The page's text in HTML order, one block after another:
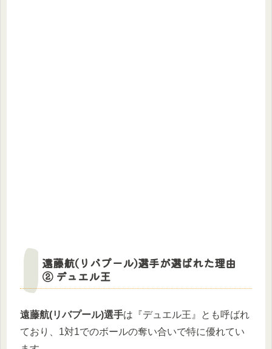
遠藤航(リバプール)選手が選ばれた理由
② デュエル王
遠藤航(リバプール)選手は『デュエル王』とも呼ばれ
ており、1対1でのボールの奪い合いで特に優れてい